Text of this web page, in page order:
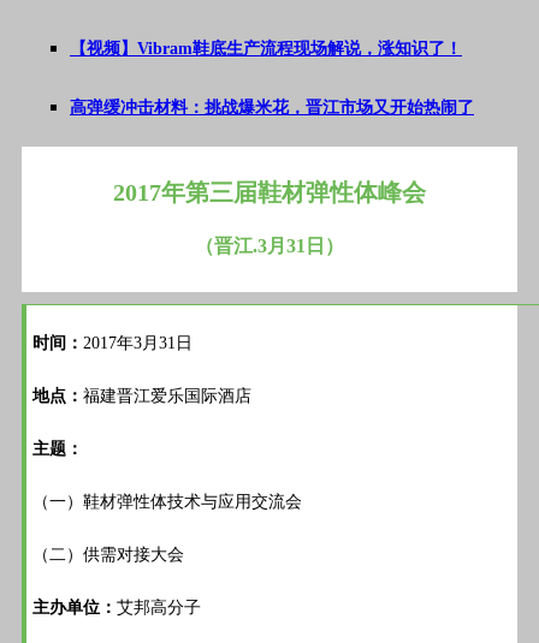
【视频】Vibram鞋底生产流程现场解说，涨知识了！
高弹缓冲击材料：挑战爆米花，晋江市场又开始热闹了
2017年第三届鞋材弹性体峰会
（晋江.3月31日）
时间： 2017年3月31日
地点： 福建晋江爱乐国际酒店
主题：
（一）鞋材弹性体技术与应用交流会
（二）供需对接大会
主办单位： 艾邦高分子